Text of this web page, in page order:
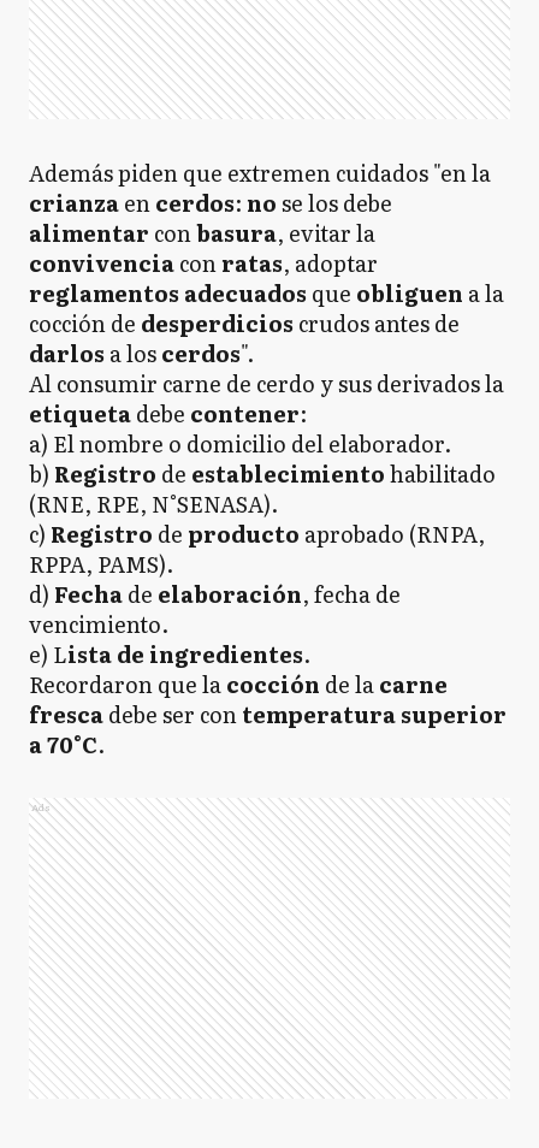
Además piden que extremen cuidados "en la
crianzaencerdos: nose los debe
alimentar conbasura, evitar la
convivenciaconratas, adoptar
reglamentos adecuados que obliguen a la
cocción de desperdicios crudos antes de
darlos a loscerdos".
Al consumir carne de cerdo y sus derivados la
etiquetadebe contener:
a) El nombre o domicilio del elaborador.
b) Registro de establecimientohabilitado
(RNE, RPE, N°SENASA).
c) Registro de producto aprobado (RNPA,
RPPA, PAMS).
d) Fechade elaboración, fecha de
vencimiento.
e) Lista de ingredientes.
Recordaron que lacocción de lacarne
frescadebe ser contemperatura superior
a 70°C.
Ads